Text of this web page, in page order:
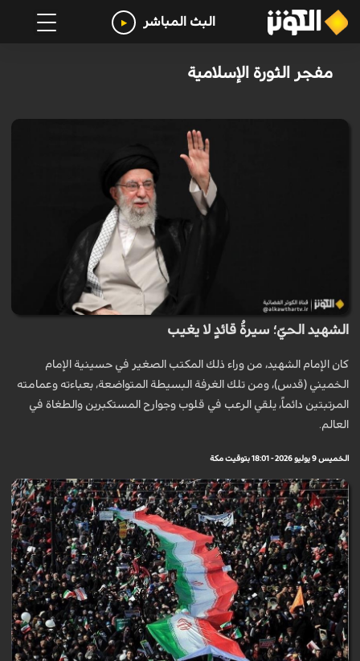
البث المباشر
مفجر الثورة الإسلامية
الشهيد الحيّ؛ سيرةُ قائدٍ لا يغيب
كان الإمام الشهيد، من وراء ذلك المكتب الصغير في حسينية الإمام
الخميني (قدس)، ومن تلك الغرفة البسيطة المتواضعة، بعباءته وعمامته
المرتبتين دائماً، يلقي الرعب في قلوب وجوارح المستكبرين والطغاة في
العالم.
الخميس 9 يوليو 2026 - 18:01 بتوقيت مكة